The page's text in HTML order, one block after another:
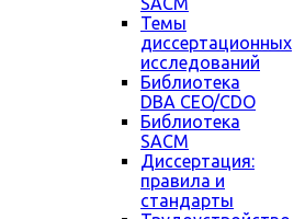
Темы
диссертационных
исследований
Библиотека
DBA CEO/CDO
Библиотека
SACM
Диссертация:
правила и
стандарты